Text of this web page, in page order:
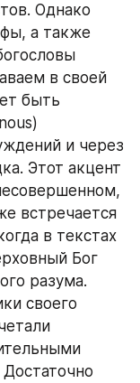
Однако
а также
в своей
быть
и через
Этот акцент
встречается
в текстах
Бог
разума.
своего